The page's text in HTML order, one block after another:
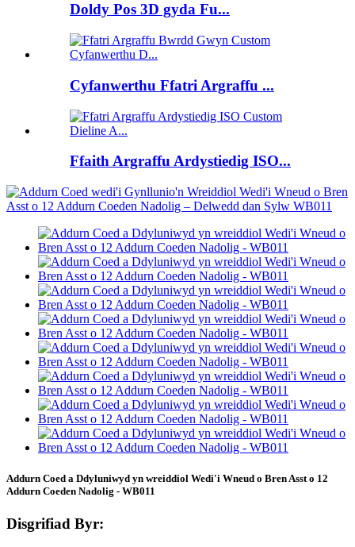
Doldy Pos 3D gyda Fu...
Cyfanwerthu Ffatri Argraffu ...
Ffaith Argraffu Ardystiedig ISO...
Addurn Coed a Ddyluniwyd yn wreiddiol Wedi'i Wneud o Bren Asst o 12
Addurn Coeden Nadolig - WB011
Disgrifiad Byr: